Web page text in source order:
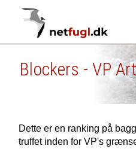
Blockers - VP
Dette er en ranking på
truffet inden for VP's